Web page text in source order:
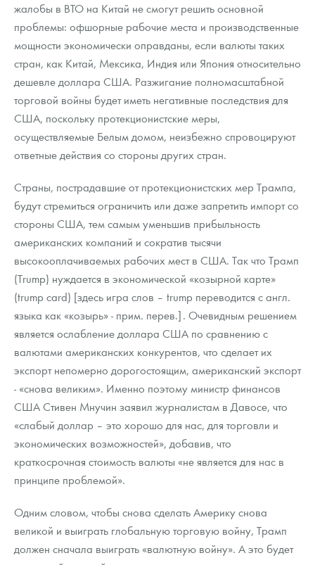
жалобы в ВТО на Китай не смогут решить основной
проблемы: офшорные рабочие места и производственные
мощности экономически оправданы, если валюты таких
стран, как Китай, Мексика, Индия или Япония относительно
дешевле доллара США. Разжигание полномасштабной
торговой войны будет иметь негативные последствия для
США, поскольку протекционистские меры,
осуществляемые Белым домом, неизбежно спровоцируют
ответные действия со стороны других стран.
Страны, пострадавшие от протекционистских мер Трампа,
будут стремиться ограничить или даже запретить импорт со
стороны США, тем самым уменьшив прибыльность
американских компаний и сократив тысячи
высокооплачиваемых рабочих мест в США. Так что Трамп
(Trump) нуждается в экономической «козырной карте»
(trump card) [здесь игра слов – trump переводится с англ.
языка как «козырь» - прим. перев.]. Очевидным решением
является ослабление доллара США по сравнению с
валютами американских конкурентов, что сделает их
экспорт непомерно дорогостоящим, американский экспорт
- «снова великим». Именно поэтому министр финансов
США Стивен Мнучин заявил журналистам в Давосе, что
«слабый доллар – это хорошо для нас, для торговли и
экономических возможностей», добавив, что
краткосрочная стоимость валюты «не является для нас в
принципе проблемой».
Одним словом, чтобы снова сделать Америку снова
великой и выиграть глобальную торговую войну, Трамп
должен сначала выиграть «валютную войну». А это будет